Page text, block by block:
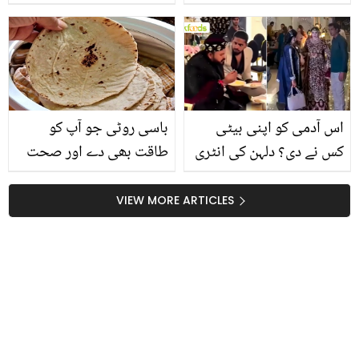
انکل کیوں کہتی ہیں؟
دلچسپ قصہ سنا دیا
فائق خان اچانک کیوں
بھڑک اٹھے؟
باسی روٹی جو آپ کو
طاقت بھی دے اور صحت
استعمال کرنے کے آسان
اس آدمی کو اپنی بیٹی
کس نے دی؟ دلہن کی انٹری
حرکت! ویڈیو دیکھ کر
صارفین غصہ نہ روک پائے
VIEW MORE ARTICLES